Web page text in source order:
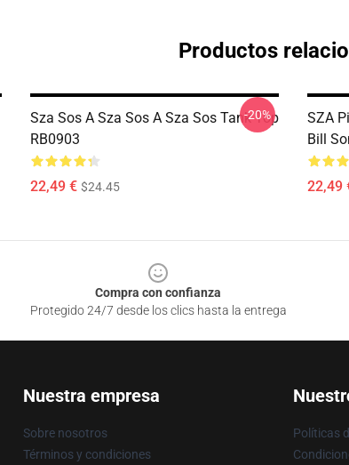
Productos
Sza Sos A Sza Sos A Sza Sos Tank Top
RB0903
22,49 € $24.45
-20%
SZA
Bill
22,49
Compra con confianza
Protegido 24/7 desde los clics hasta la entrega
Nuestra empresa
Sobre nosotros
Términos y condiciones
Políticas